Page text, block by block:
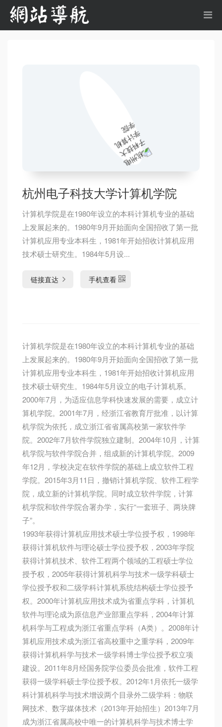
杭州电子科技大学计算机学院
计算机学院是在1980年设立的本科计算机专业的基础
上发展起来的。1980年9月开始面向全国招收了第一批
计算机应用专业本科生，1981年开始招收计算机应用
技术硕士研究生。1984年5月设...
链接直达 手机查看
计算机学院是在1980年设立的本科计算机专业的基础
上发展起来的。1980年9月开始面向全国招收了第一批
计算机应用专业本科生，1981年开始招收计算机应用
技术硕士研究生。1984年5月设立的电子计算机系。
2000年7月，为适应信息学科快速发展的需要，成立计
算机学院。2001年7月，经浙江省教育厅批准，以计算
机学院为依托，成立浙江省省属高校第一家软件学
院。2002年7月软件学院独立建制。2004年10月，计算
机学院与软件学院合并，组成新的计算机学院。2009
年12月，学校决定在软件学院的基础上成立软件工程
学院。2015年3月11日，撤销计算机学院、软件工程学
院，成立新的计算机学院。同时成立软件学院，计算
机学院和软件学院合署办学，实行“一套班子、两块牌
子”。
1993年获得计算机应用技术硕士学位授予权，1998年
获得计算机软件与理论硕士学位授予权，2003年学院
获得计算机技术、软件工程两个领域的工程硕士学位
授予权，2005年获得计算机科学与技术一级学科硕士
学位授予权和二级学科计算机系统结构硕士学位授予
权。2000年计算机应用技术成为省重点学科，计算机
软件与理论成为原信息产业部重点学科，2004年计算
机科学与工程成为浙江省重点学科（A类）。2008年计
算机应用技术成为浙江省高校重中之重学科，2009年
获得计算机科学与技术一级学科博士学位授予权立项
建设。2011年8月经国务院学位委员会批准，软件工程
获得一级学科硕士学位授予权。2012年1月依托一级学
科计算机科学与技术增设两个目录外二级学科：物联
网技术、数字媒体技术（2013年开始招生）2013年7月
成为浙江省属高校中唯一的计算机科学与技术博士学